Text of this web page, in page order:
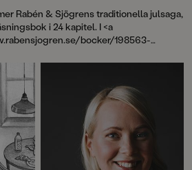
Rabén & Sjögrens traditionella julsaga,
i 24 kapitel. I <a
bocker/198563-
om Ebbe, en kille som verkligen älskar
– och mysterier.